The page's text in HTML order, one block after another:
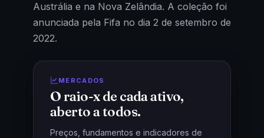
Austrália e na Nova Zelândia. A coleção foi
anunciada pela Fifa no dia 2 de setembro de
2022.
MERCADOS
O raio-x de cada ativo,
aberto a todos.
Preços, fundamentos e indicadores de